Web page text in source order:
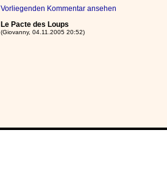
Vorliegenden Kommentar ansehen
Le Pacte des Loups
(Giovanny, 04.11.2005 20:52)